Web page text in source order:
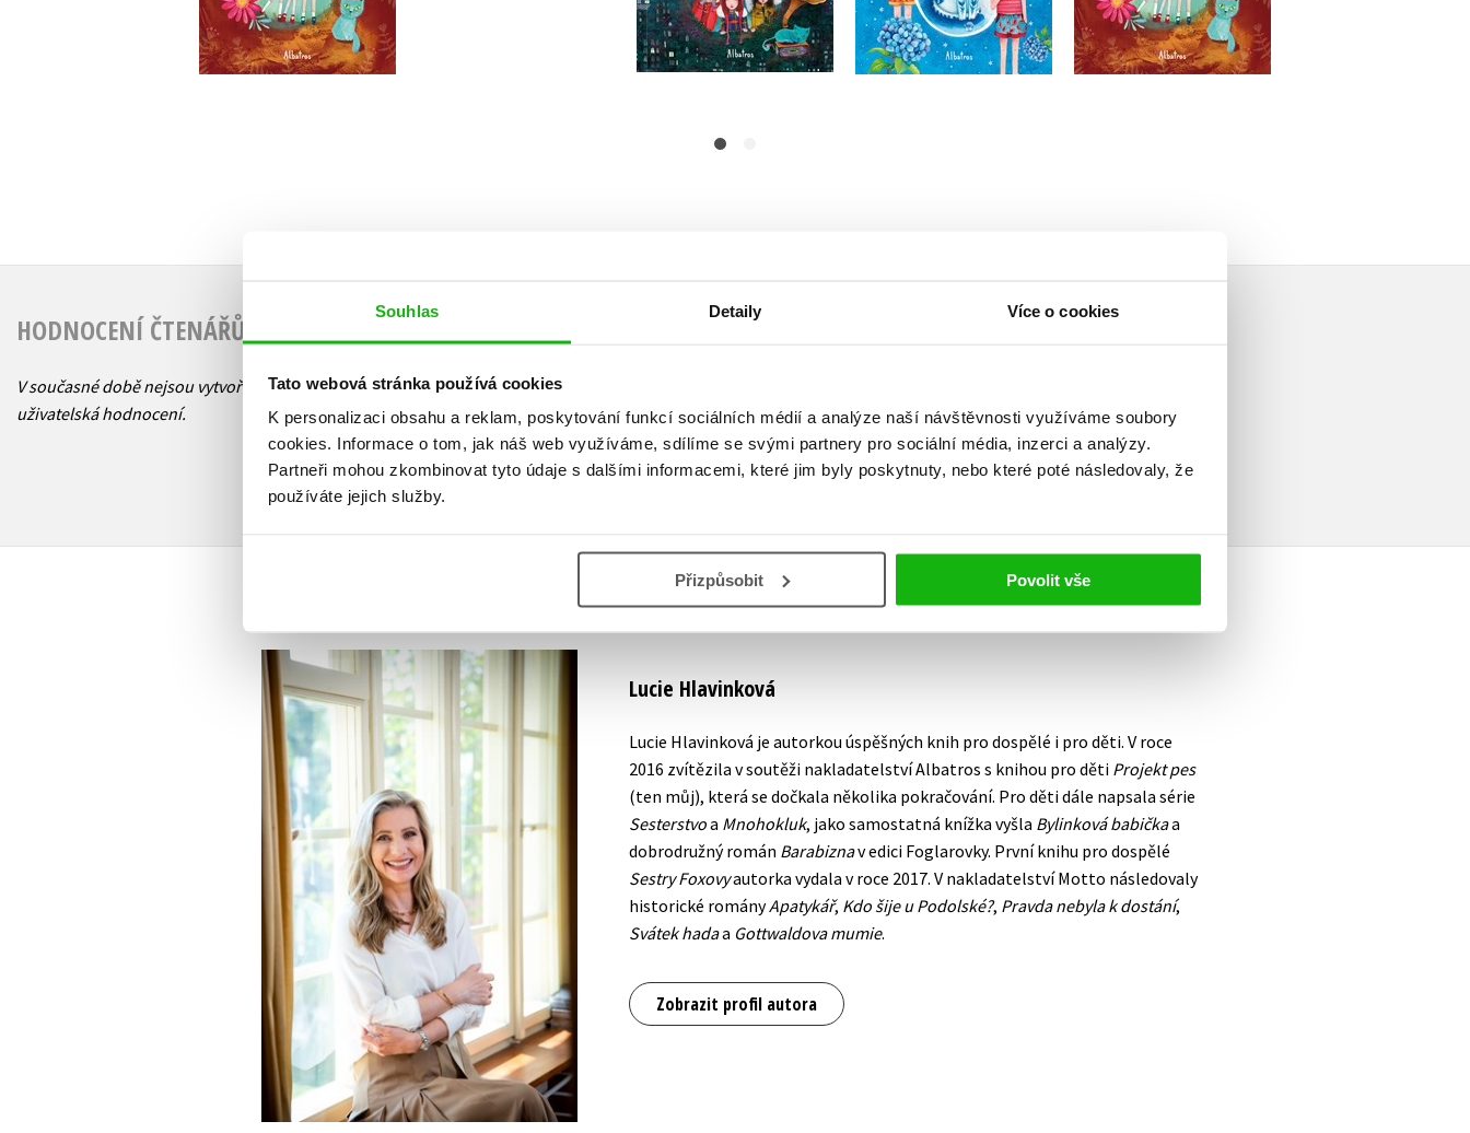
Souhlas Detaily Více o cookies
Tato webová stránka používá cookies
K personalizaci obsahu a reklam, poskytování funkcí sociálních médií a analýze naší návštěvnosti využíváme soubory
cookies. Informace o tom, jak náš web využíváme, sdílíme se svými partnery pro sociální média, inzerci a analýzy.
Partneři mohou zkombinovat tyto údaje s dalšími informacemi, které jim byly poskytnuty, nebo které poté následovaly, že
používáte jejich služby.
Přizpůsobit Povolit vše
Do košíku
329 Kč
263 Kč
Do košíku
299 Kč
239 Kč
Do košíku
299 Kč
239 Kč
Do košíku
299 Kč
239 Kč
HODNOCENÍ ČTENÁŘŮ
V současné době nejsou vytvořena žádná
uživatelská hodnocení.
Vaše hodnocení
Uživatelskou recenzi mohou vkládat pouze registrovaní uživatelé
Přihlásit
AUTOR KNIHY
Lucie Hlavinková
Lucie Hlavinková je autorkou úspěšných knih pro dospělé i pro děti. V roce
2016 zvítězila v soutěži nakladatelství Albatros s knihou pro děti Projekt pes
(ten můj), která se dočkala několika pokračování. Pro děti dále napsala série
Sesterstvoa Mnohokluk, jako samostatná knížka vyšla Bylinková babičkaa
dobrodružný román Barabiznav edici Foglarovky. První knihu pro dospělé
Sestry Foxovyautorka vydala v roce 2017. V nakladatelství Motto následovaly
historické rományApatykář, Kdo šije u Podolské?, Pravda nebyla k dostání,
Svátek hadaa Gottwaldova mumie.
Zobrazit profil autora